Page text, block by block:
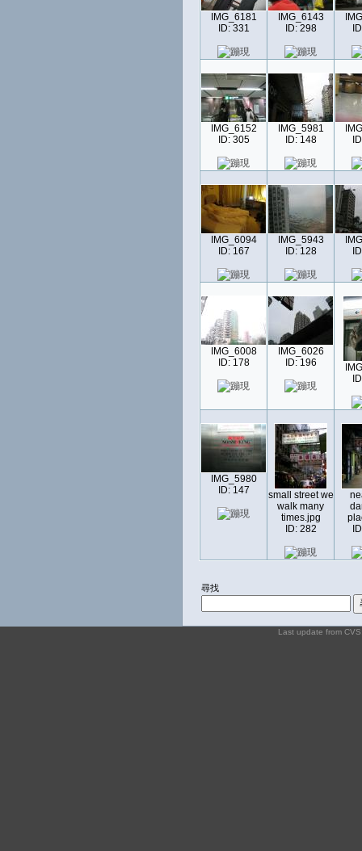
IMG_6181
ID: 331
IMG_6143
ID: 298
IMG_6152
ID: 305
IMG_5981
ID: 148
IMG_6094
ID: 167
IMG_5943
ID: 128
IMG_6008
ID: 178
IMG_6026
ID: 196
IMG_5980
ID: 147
small street we
walk many
times.jpg
ID: 282
尋找
Last update from